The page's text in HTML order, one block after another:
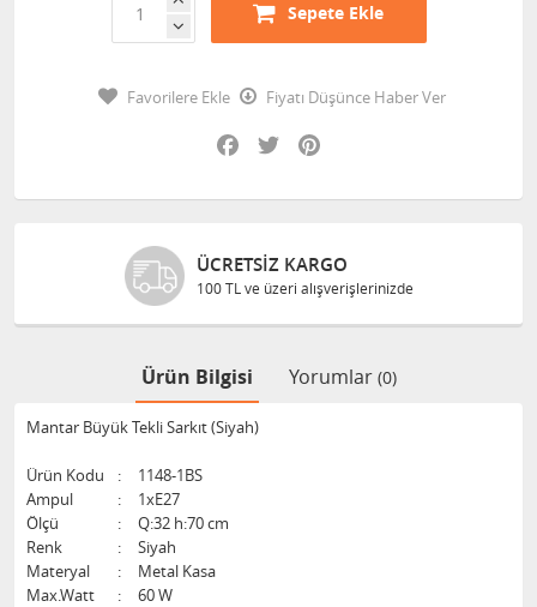
Sepete Ekle
Favorilere Ekle
Fiyatı Düşünce Haber Ver
Facebook
Twitter
ÜCRETSIZ KARGO
100 TL ve üzeri alışverişlerinizde
Ürün Bilgisi Yorumlar (0)
Mantar Büyük Tekli Sarkıt (Siyah)
Ürün Kodu :
1148-1BS
Ampul
:
1xE27
Ölçü
:
Q:32 h:70 cm
Renk
:
Siyah
Materyal
:
Metal Kasa
Max.Watt
: 60 W